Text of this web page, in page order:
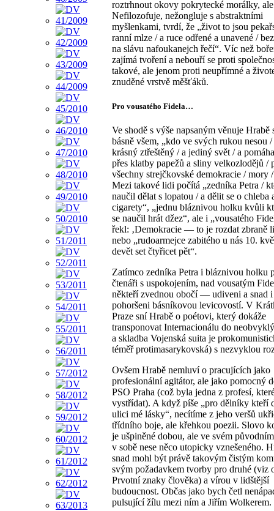
roztrhnout okovy pokrytecké morálky,
Nefilozofuje, nežongluje s abstraktními
myšlenkami, tvrdí, že „život to jsou
ranní mlze / a ruce odřené a unavené /
na slávu nafoukanejch řečí“. Víc než
zajímá tvoření a nebouří se proti
takové, ale jenom proti neupřímné a
znuděné vrstvě měšťáků.
Pro vousatého Fidela…
Ve shodě s výše napsaným věnuje Hrabě
básně všem, „kdo ve svých rukou nesou
krásný ztřeštěný / a jediný svět / a
přes klatby papežů a sliny velkozlodějů /
všechny strejčkovské demokracie / mory
Mezi takové lidi počítá „zedníka Petra /
naučil dělat s lopatou / a dělit se o chleba
cigarety“, „jednu bláznivou holku kvůli
se naučil hrát džez“, ale i „vousatého
řekl: ‚Demokracie — to je rozdat zbraně
nebo „rudoarmejce zabitého u nás 10.
devět set čtyřicet pět“.
Zatímco zedníka Petra i bláznivou holku
čtenáři s uspokojením, nad vousatým
někteří zvednou obočí — udiveni a snad i
pohoršeni básníkovou levicovostí. V
Praze sní Hrabě o poétovi, který dokáže
transponovat Internacionálu do
a skladba Vojenská suita je
téměř protimasarykovská) s nezvyklou
Ovšem Hrabě nemluví o pracujících jako
profesionální agitátor, ale jako pomocný
PSO Praha (což byla jedna z profesí,
vystřídat). A když píše „pro dělníky kteří
ulici mé lásky“, necítíme z jeho veršů
třídního boje, ale křehkou poezii. Slovo
je ušpiněné dobou, ale ve svém
v sobě nese něco utopicky vznešeného.
snad mohl být právě takovým čistým
svým požadavkem tvorby pro druhé (viz
Prvotní znaky člověka) a vírou v lidštější
budoucnost. Občas jako bych četl
pulsující žílu mezi ním a Jiřím Wolkerem.